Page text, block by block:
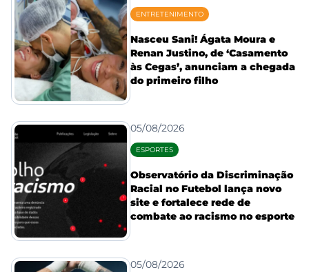
ENTRETENIMENTO
Nasceu Sani! Ágata Moura e
Renan Justino, de ‘Casamento
às Cegas’, anunciam a chegada
do primeiro filho
05/08/2026
ESPORTES
Observatório da Discriminação
Racial no Futebol lança novo
site e fortalece rede de
combate ao racismo no esporte
05/08/2026